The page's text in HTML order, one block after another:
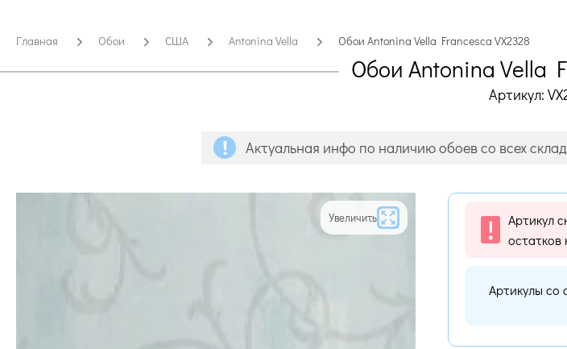
Главная Обои США Antonina Vella Обои Antonina Vella Francesca VX2328
Обои Antonina Vella
Артикул:
Актуальная инфо по наличию обоев со всех
Увеличить
Артикул
остатков
Артикулы со